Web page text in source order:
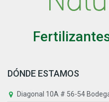
DÓNDE ESTAMOS
Diagonal 10A # 56-54